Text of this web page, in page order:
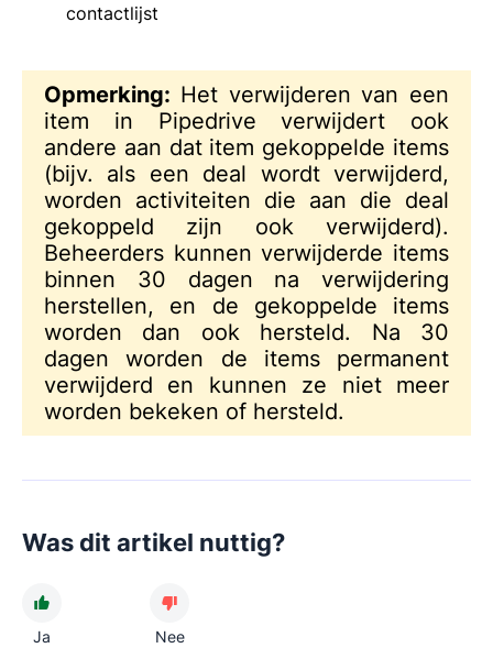
contactlijst
Opmerking: Het verwijderen van een
item in Pipedrive verwijdert ook
andere aan dat item gekoppelde items
(bijv. als een deal wordt verwijderd,
worden activiteiten die aan die deal
gekoppeld zijn ook verwijderd).
Beheerders kunnen verwijderde items
binnen 30 dagen na verwijdering
herstellen, en de gekoppelde items
worden dan ook hersteld. Na 30
dagen worden de items permanent
verwijderd en kunnen ze niet meer
worden bekeken of hersteld.
Was dit artikel nuttig?
Ja Nee